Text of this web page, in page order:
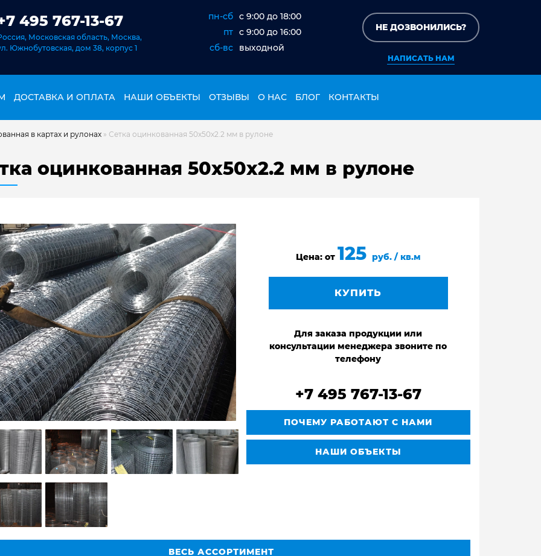
495 767-13-67
Московская область, Москва,
Южнобутовская, дом 38, корпус 1
пн-сб c 9:00 до 18:00
пт c 9:00 до 16:00
сб-вс
выходной
НЕ ДОЗВОНИЛИСЬ?
НАПИСАТЬ НАМ
ДОСТАВКА И ОПЛАТА НАШИ ОБЪЕКТЫ ОТЗЫВЫ О НАС БЛОГ КОНТАКТЫ
в картах и рулонах » Сетка оцинкованная 50х50х2.2 мм в рулоне
оцинкованная 50х50х2.2 мм в рулоне
Цена: от 125 руб. / кв.м
КУПИТЬ
Для заказа продукции или
консультации менеджера звоните по
телефону
+7 495 767-13-67
ПОЧЕМУ РАБОТАЮТ С НАМИ
НАШИ ОБЪЕКТЫ
ВЕСЬ АССОРТИМЕНТ